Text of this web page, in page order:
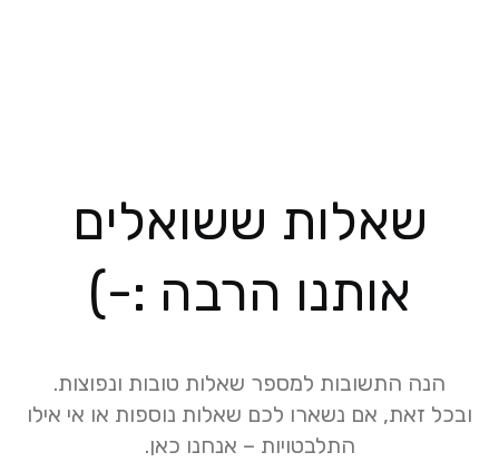
שאלות ששואלים
אותנו הרבה
הנה התשובות למספר שאלות טובות ונפוצות.
ובכל זאת, אם נשארו לכם שאלות נוספות או אי אילו
התלבטויות – אנחנו כאן.